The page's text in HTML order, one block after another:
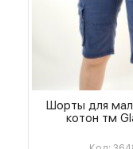
Шорты для
котон тм